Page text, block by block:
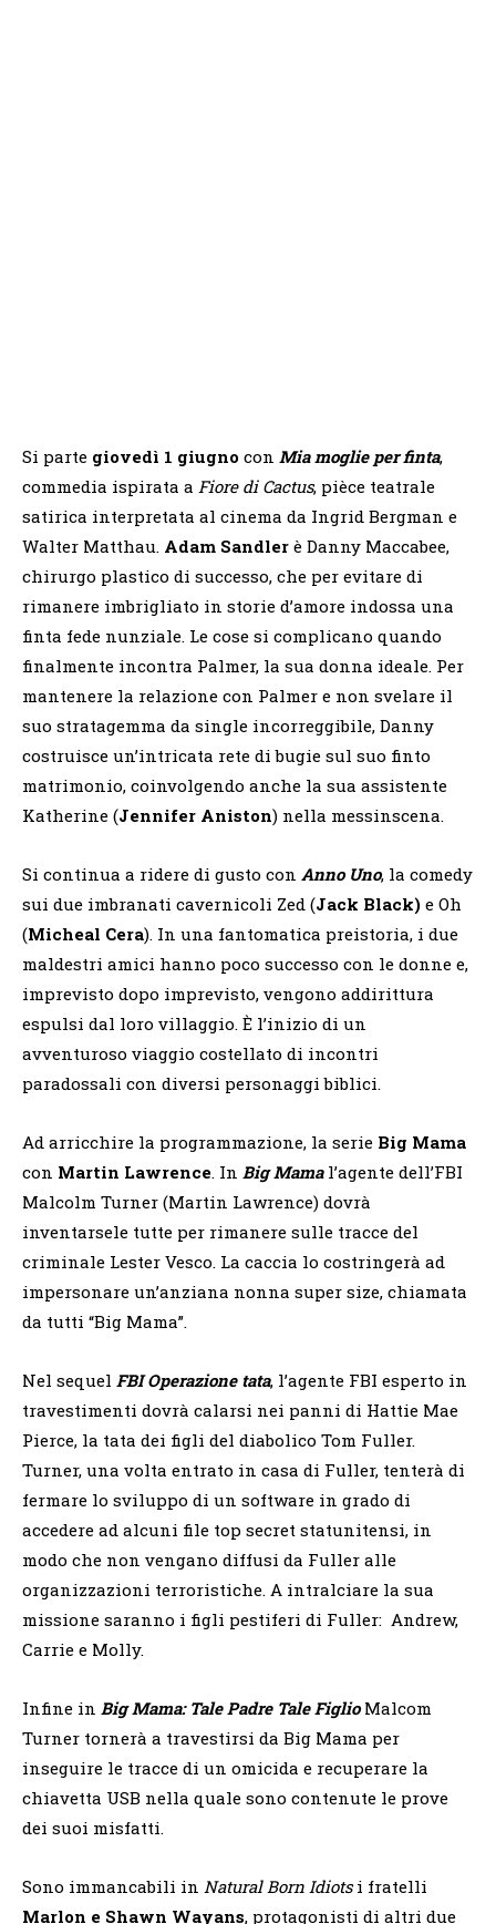
Si parte giovedì 1 giugno con Mia moglie per finta,
commedia ispirata a Fiore di Cactus, pièce teatrale
satirica interpretata al cinema da Ingrid Bergman e
Walter Matthau. Adam Sandler è Danny Maccabee,
chirurgo plastico di successo, che per evitare di
rimanere imbrigliato in storie d’amore indossa una
finta fede nunziale. Le cose si complicano quando
finalmente incontra Palmer, la sua donna ideale. Per
mantenere la relazione con Palmer e non svelare il
suo stratagemma da single incorreggibile, Danny
costruisce un’intricata rete di bugie sul suo finto
matrimonio, coinvolgendo anche la sua assistente
Katherine (Jennifer Aniston) nella messinscena.
Si continua a ridere di gusto con Anno Uno, la comedy
sui due imbranati cavernicoli Zed (Jack Black) e Oh
(Micheal Cera). In una fantomatica preistoria, i due
maldestri amici hanno poco successo con le donne e,
imprevisto dopo imprevisto, vengono addirittura
espulsi dal loro villaggio. È l’inizio di un
avventuroso viaggio costellato di incontri
paradossali con diversi personaggi biblici.
Ad arricchire la programmazione, la serie Big Mama
con Martin Lawrence. In Big Mamal’agente dell’FBI
Malcolm Turner (Martin Lawrence) dovrà
inventarsele tutte per rimanere sulle tracce del
criminale Lester Vesco. La caccia lo costringerà ad
impersonare un’anziana nonna super size, chiamata
da tutti “Big Mama”.
Nel sequel FBI Operazione tata, l’agente FBI esperto in
travestimenti dovrà calarsi nei panni di Hattie Mae
Pierce, la tata dei figli del diabolico Tom Fuller.
Turner, una volta entrato in casa di Fuller, tenterà di
fermare lo sviluppo di un software in grado di
accedere ad alcuni file top secret statunitensi, in
modo che non vengano diffusi da Fuller alle
organizzazioni terroristiche. A intralciare la sua
missione saranno i figli pestiferi di Fuller: Andrew,
Carrie e Molly.
Infine in Big Mama: Tale Padre Tale Figlio Malcom
Turner tornerà a travestirsi da Big Mama per
inseguire le tracce di un omicida e recuperare la
chiavetta USB nella quale sono contenute le prove
dei suoi misfatti.
Sono immancabili in Natural Born Idiotsi fratelli
Marlon e Shawn Wayans, protagonisti di altri due